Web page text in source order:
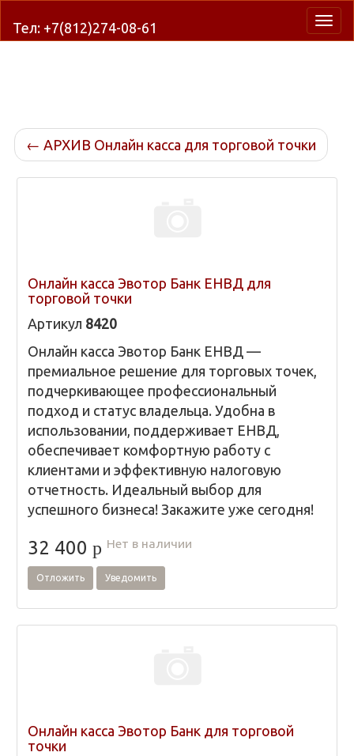
Тел: +7(812)274-08-61
← АРХИВ Онлайн касса для торговой точки
Онлайн касса Эвотор Банк ЕНВД для
торговой точки
Артикул 8420
Онлайн касса Эвотор Банк ЕНВД —
премиальное решение для торговых точек,
подчеркивающее профессиональный
подход и статус владельца. Удобна в
использовании, поддерживает ЕНВД,
обеспечивает комфортную работу с
клиентами и эффективную налоговую
отчетность. Идеальный выбор для
успешного бизнеса! Закажите уже сегодня!
32 400 p Нет в наличии
Отложить Уведомить
Онлайн касса Эвотор Банк для торговой
точки